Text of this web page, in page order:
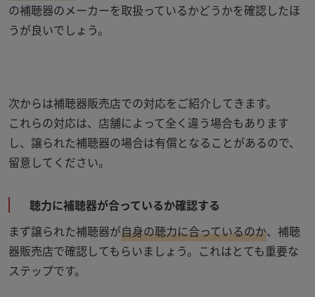
の補聴器のメーカーを取扱っているかどうかを確認したほ
うが良いでしょう。
次からは補聴器販売店での対応をご紹介してきます。
これらの対応は、店舗によって全く違う場合もあります
し、譲られた補聴器の場合は有償となることがあるので、
留意してください。
聴力に補聴器が合っているか確認する
まず譲られた補聴器が自身の聴力に合っているのか、補聴
器販売店で確認してもらいましょう。これはとても重要な
ステップです。